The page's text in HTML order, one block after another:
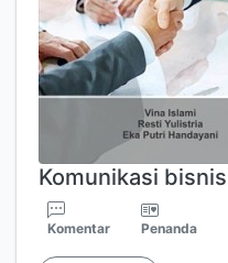
Komunikasi bisnis
Komentar Penanda